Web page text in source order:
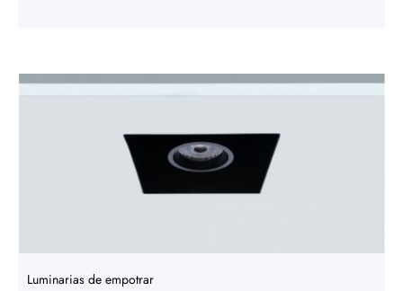
Luminarias de empotrar